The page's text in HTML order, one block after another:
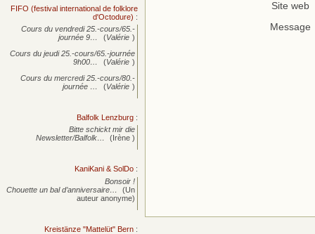
Site web
Message
FIFO (festival international de folklore
d'Octodure) :
Cours du vendredi 25.-cours/65.-
journée 9… (Valérie )
Cours du jeudi 25.-cours/65.-journée
9h00…
(Valérie )
Cours du mercredi 25.-cours/80.-
journée … (Valérie )
Balfolk Lenzburg :
Bitte schickt mir die
Newsletter/Balfolk…
(Irène )
KaniKani & SolDo :
Bonsoir !
Chouette un bal d’anniversaire…
(Un
auteur anonyme)
Kreistänze "Mattelüt" Bern :